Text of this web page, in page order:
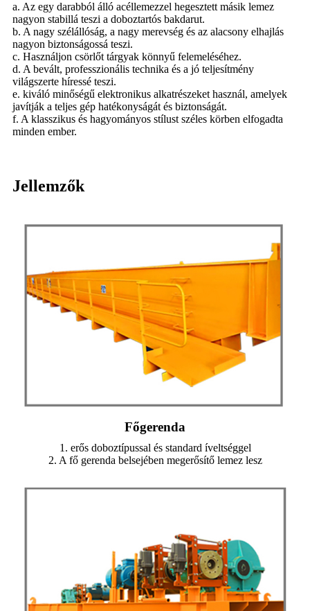
a. Az egy darabból álló acéllemezzel hegesztett másik lemez
nagyon stabillá teszi a doboztartós bakdarut.
b. A nagy szélállóság, a nagy merevség és az alacsony elhajlás
nagyon biztonságossá teszi.
c. Használjon csörlőt tárgyak könnyű felemeléséhez.
d. A bevált, professzionális technika és a jó teljesítmény
világszerte híressé teszi.
e. kiváló minőségű elektronikus alkatrészeket használ, amelyek
javítják a teljes gép hatékonyságát és biztonságát.
f. A klasszikus és hagyományos stílust széles körben elfogadta
minden ember.
Jellemzők
Főgerenda
1. erős doboztípussal és standard íveltséggel
2. A fő gerenda belsejében megerősítő lemez lesz